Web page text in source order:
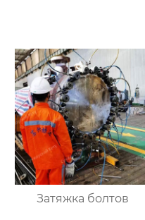
Затяжка болтов